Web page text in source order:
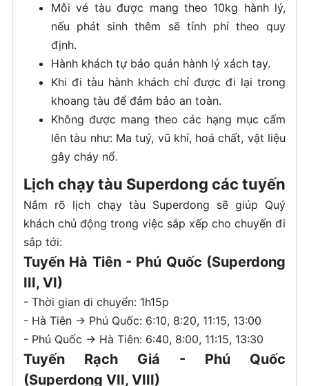
Mỗi vé tàu được mang theo 10kg hành lý,
nếu phát sinh thêm sẽ tính phí theo quy
định.
Hành khách tự bảo quản hành lý xách tay.
Khi đi tàu hành khách chỉ được đi lại trong
khoang tàu để đảm bảo an toàn.
Không được mang theo các hạng mục cấm
lên tàu như: Ma tuý, vũ khí, hoá chất, vật liệu
gây cháy nổ.
Lịch chạy tàu Superdong các tuyến
Nắm rõ lịch chạy tàu Superdong sẽ giúp Quý
khách chủ động trong việc sắp xếp cho chuyến đi
sắp tới:
Tuyến Hà Tiên - Phú Quốc (Superdong
III, VI)
- Thời gian di chuyển: 1h15p
- Hà Tiên -> Phú Quốc: 6:10, 8:20, 11:15, 13:00
- Phú Quốc -> Hà Tiên: 6:40, 8:00, 11:15, 13:30
Tuyến Rạch Giá - Phú Quốc
(Superdong VII, VIII)